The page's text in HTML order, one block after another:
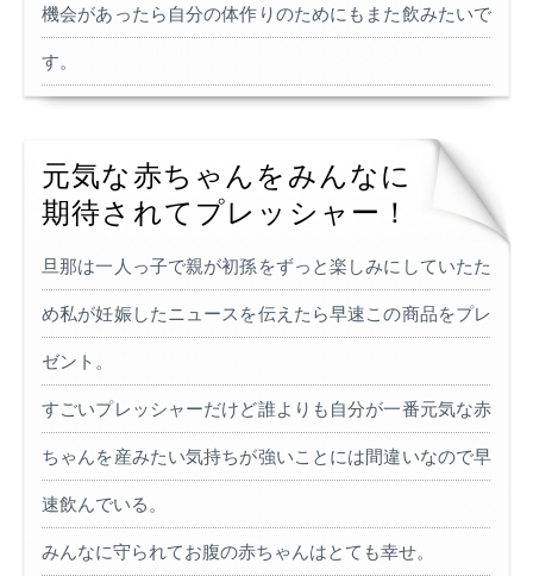
機会があったら自分の体作りのためにもまた飲みたいで
す。
元気な赤ちゃんをみんなに
期待されてプレッシャー！
旦那は一人っ子で親が初孫をずっと楽しみにしていたた
め私が妊娠したニュースを伝えたら早速この商品をプレ
ゼント。
すごいプレッシャーだけど誰よりも自分が一番元気な赤
ちゃんを産みたい気持ちが強いことには間違いなので早
速飲んでいる。
みんなに守られてお腹の赤ちゃんはとても幸せ。